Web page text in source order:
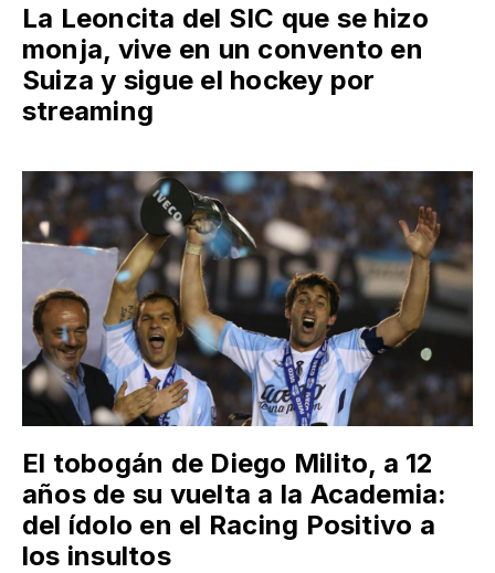
La Leoncita del SIC que se hizo
monja, vive en un convento en
Suiza y sigue el hockey por
streaming
El tobogán de Diego Milito, a 12
años de su vuelta a la Academia:
del ídolo en el Racing Positivo a
los insultos